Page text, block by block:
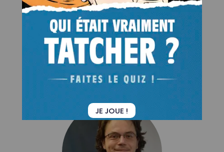
Scénariste :
Jérôme FELIX
JE JOUE !